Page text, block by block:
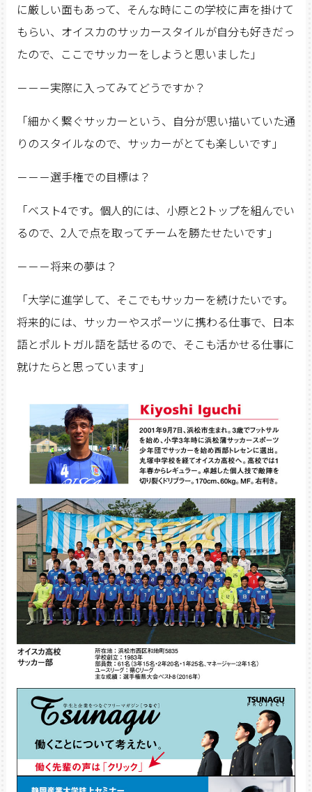
に厳しい面もあって、そんな時にこの学校に声を掛けて
もらい、オイスカのサッカースタイルが自分も好きだっ
たので、ここでサッカーをしようと思いました」
－－－実際に入ってみてどうですか？
「細かく繋ぐサッカーという、自分が思い描いていた通
りのスタイルなので、サッカーがとても楽しいです」
－－－選手権での目標は？
「ベスト4です。個人的には、小原と2トップを組んでい
るので、2人で点を取ってチームを勝たせたいです」
－－－将来の夢は？
「大学に進学して、そこでもサッカーを続けたいです。
将来的には、サッカーやスポーツに携わる仕事で、日本
語とポルトガル語を話せるので、そこも活かせる仕事に
就けたらと思っています」